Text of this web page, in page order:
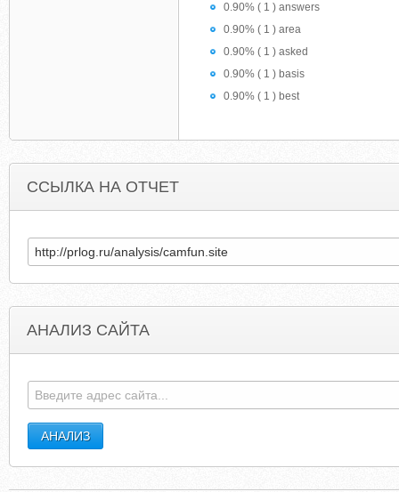
0.90% ( 1 ) answers
0.90% ( 1 ) area
0.90% ( 1 ) asked
0.90% ( 1 ) basis
0.90% ( 1 ) best
ССЫЛКА НА ОТЧЕТ
АНАЛИЗ САЙТА